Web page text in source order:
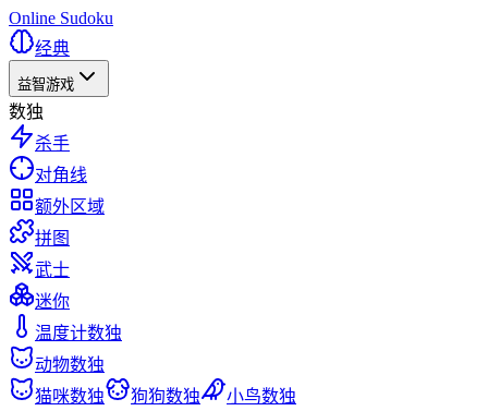
Online Sudoku
经典
益智游戏
数独
杀手
对角线
额外区域
拼图
武士
迷你
温度计数独
动物数独
猫咪数独
狗狗数独
小鸟数独